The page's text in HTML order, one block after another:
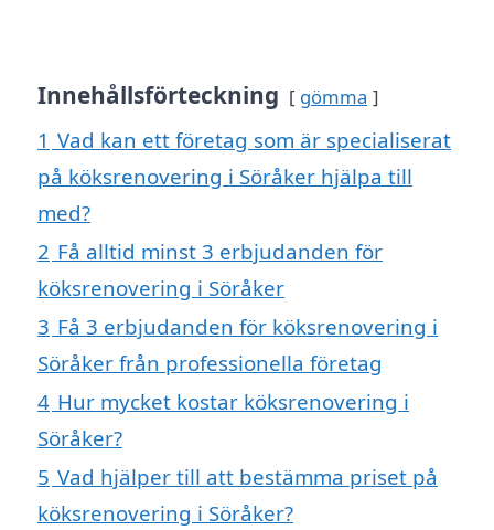
Innehållsförteckning gömma
1 Vad kan ett företag som är specialiserat
på köksrenovering i Söråker hjälpa till
med?
2 Få alltid minst 3 erbjudanden för
köksrenovering i Söråker
3 Få 3 erbjudanden för köksrenovering i
Söråker från professionella företag
4 Hur mycket kostar köksrenovering i
Söråker?
5 Vad hjälper till att bestämma priset på
köksrenovering i Söråker?